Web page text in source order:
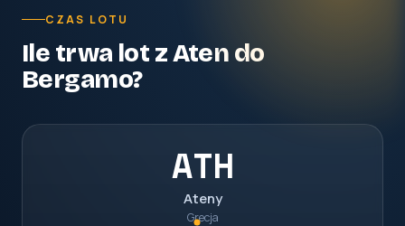
CZAS LOTU
Ile trwa lot z Aten do
Bergamo?
ATH
Ateny
Grecja